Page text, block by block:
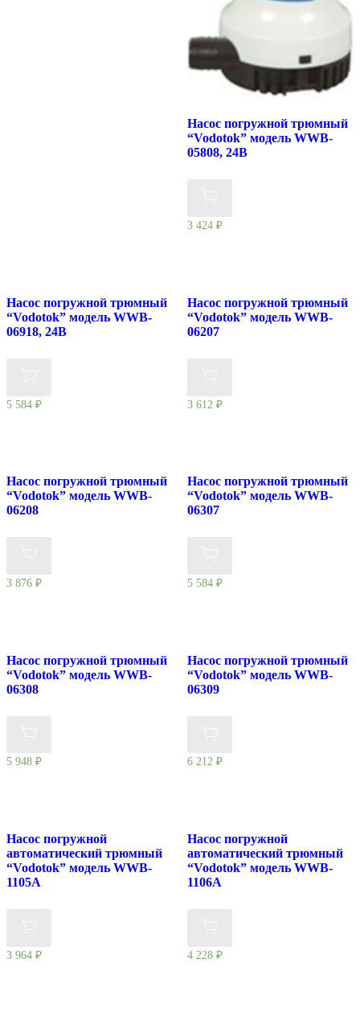
Насос погружной трюмный
“Vodotok” модель WWB-
05808, 24В
3 424 ₽
Насос погружной трюмный
“Vodotok” модель WWB-
06918, 24В
5 584 ₽
Насос погружной трюмный
“Vodotok” модель WWB-
06207
3 612 ₽
Насос погружной трюмный
“Vodotok” модель WWB-
06208
3 876 ₽
Насос погружной трюмный
“Vodotok” модель WWB-
06307
5 584 ₽
Насос погружной трюмный
“Vodotok” модель WWB-
06308
5 948 ₽
Насос погружной трюмный
“Vodotok” модель WWB-
06309
6 212 ₽
Насос погружной
автоматический трюмный
“Vodotok” модель WWB-
1105A
3 964 ₽
Насос погружной
автоматический трюмный
“Vodotok” модель WWB-
1106A
4 228 ₽